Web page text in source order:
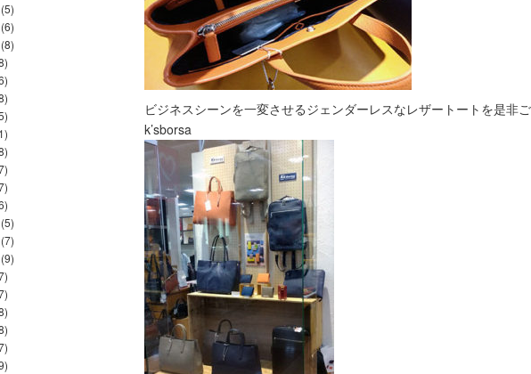
(5)
(6)
(8)
(5)
(7)
(9)
ビジネスシーンを一変させるジェンダーレスなレザートートを是非
k’sborsa